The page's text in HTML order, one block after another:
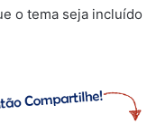
o tema seja incluído